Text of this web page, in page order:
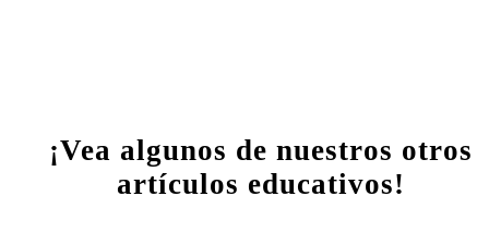
¡Vea algunos de nuestros otros
artículos educativos!